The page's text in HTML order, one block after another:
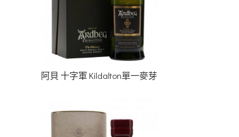
阿貝 十字軍 Kildalton單一麥芽